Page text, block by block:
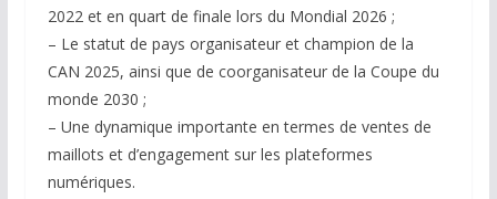
2022 et en quart de finale lors du Mondial 2026 ;
– Le statut de pays organisateur et champion de la
CAN 2025, ainsi que de coorganisateur de la Coupe du
monde 2030 ;
– Une dynamique importante en termes de ventes de
maillots et d’engagement sur les plateformes
numériques.